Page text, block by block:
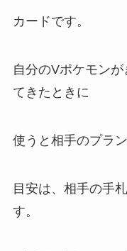
カードです。
自分のVポケモン
てきたときに
使うと相手のプラ
目安は、相手の手
す。